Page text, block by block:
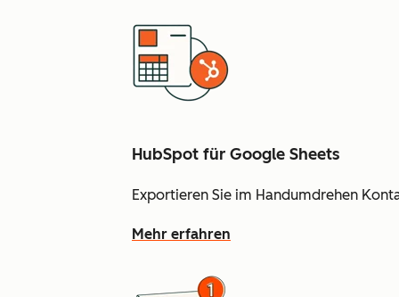
HubSpot für Google Sheets
Exportieren Sie im Handumdrehen
Mehr erfahren